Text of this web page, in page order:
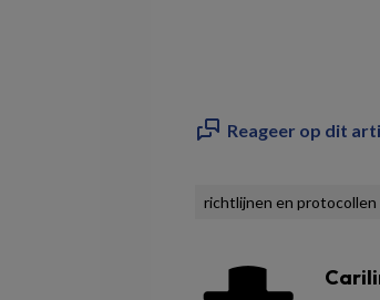
Reageer op dit
richtlijnen en protocollen